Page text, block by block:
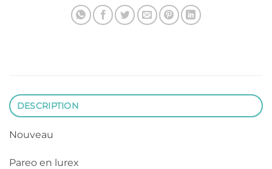
DESCRIPTION
Nouveau
Pareo en lurex